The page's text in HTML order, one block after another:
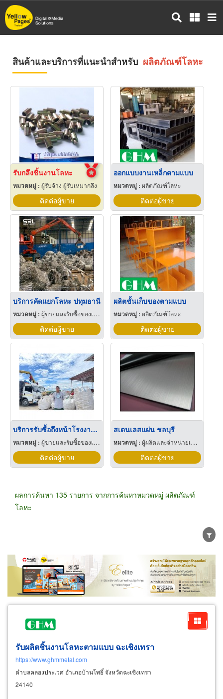
ข้าม
ไป
สินค้าและบริการที่แนะนำสำหรับ ผลิตภัณฑ์โลหะ
รับกลึงชิ้นงานโลหะ
หมวดหมู่ : ผู้รับจ้าง ผู้รับเหมากลึง
ติดต่อผู้ขาย
ออกแบบงานเหล็กตามแบบ
หมวดหมู่ :ผลิตภัณฑ์โลหะ
ติดต่อผู้ขาย
บริการคัดแยกโลหะ ปทุมธานี
หมวดหมู่ : ผู้ขายและรับซื้อของเก่าและเศษเหล็ก
ติดต่อผู้ขาย
ผลิตชั้นเก็บของตามแบบ
หมวดหมู่ :ผลิตภัณฑ์โลหะ
ติดต่อผู้ขาย
บริการรับซื้อถึงหน้าโรงงาน บริการคัดแยกโลหะ
หมวดหมู่ : ผู้ขายและรับซื้อของเก่าและเศษเหล็ก
ติดต่อผู้ขาย
สเตนเลสแผ่น ชลบุรี
หมวดหมู่ :ผู้ผลิตและจำหน่ายเหล็กสเตนเลส
ติดต่อผู้ขาย
ผลการค้นหา 135 รายการ จากการค้นหาหมวดหมู่ ผลิตภัณฑ์
โลหะ
ขายส่ง ขายปลีก ผู้ผลิต
ตัวแทนจัดจำหน่าย
ผู้ส่งออก/นำเข้า
ธุรกิจบริการ
รับผลิตชิ้นงานโลหะตามแบบ ฉะเชิงเทรา
https://www.ghmmetal.com
ตำบลคลองประเวศ อำเภอบ้านโพธิ์ จังหวัดฉะเชิงเทรา
24140